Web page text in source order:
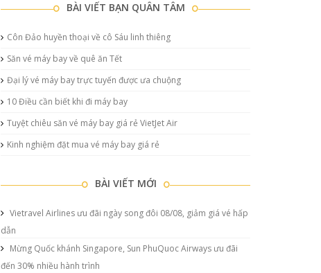
BÀI VIẾT BẠN QUÂN TÂM
Côn Đảo huyền thoại về cô Sáu linh thiêng
Săn vé máy bay về quê ăn Tết
Đại lý vé máy bay trực tuyến được ưa chuộng
10 Điều cần biết khi đi máy bay
Tuyệt chiêu săn vé máy bay giá rẻ VietJet Air
Kinh nghiệm đặt mua vé máy bay giá rẻ
BÀI VIẾT MỚI
Vietravel Airlines ưu đãi ngày song đôi 08/08, giảm giá vé hấp
dẫn
Mừng Quốc khánh Singapore, Sun PhuQuoc Airways ưu đãi
đến 30% nhiều hành trình